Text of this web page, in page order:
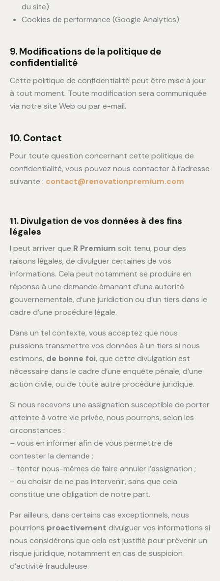
du site)
Cookies de performance (Google Analytics)
9. Modifications de la politique de
confidentialité
Cette politique de confidentialité peut être mise à jour
à tout moment. Toute modification sera communiquée
via notre site Web ou par e-mail.
10. Contact
Pour toute question concernant cette politique de
confidentialité, vous pouvez nous contacter à l’adresse
suivante : contact@renovationpremium.com
11. Divulgation de vos données à des fins
légales
l peut arriver que R Premium soit tenu, pour des
raisons légales, de divulguer certaines de vos
informations. Cela peut notamment se produire en
réponse à une demande émanant d’une autorité
gouvernementale, d’une juridiction ou d’un tiers dans le
cadre d’une procédure légale.
Dans un tel contexte, vous acceptez que nous
puissions transmettre vos données à un tiers si nous
estimons, de bonne foi, que cette divulgation est
nécessaire dans le cadre d’une enquête pénale, d’une
action civile, ou de toute autre procédure juridique.
Si nous recevons une assignation susceptible de porter
atteinte à votre vie privée, nous pourrons, selon les
circonstances :
– vous en informer afin de vous permettre de
contester la demande ;
– tenter nous-mêmes de faire annuler l’assignation ;
– ou choisir de ne pas intervenir, sans que cela
constitue une obligation de notre part.
Par ailleurs, dans certains cas exceptionnels, nous
pourrions proactivement divulguer vos informations si
nous considérons que cela est justifié pour prévenir un
risque juridique, notamment en cas de suspicion
d’activité frauduleuse.